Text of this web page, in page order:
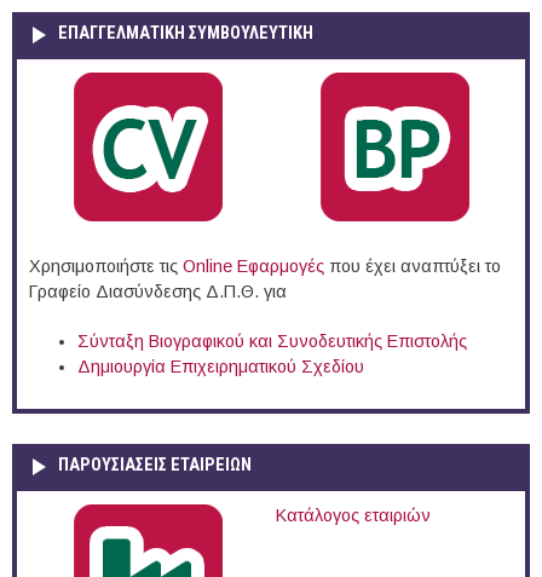
ΕΠΑΓΓΕΛΜΑΤΙΚΉ ΣΥΜΒΟΥΛΕΥΤΙΚΉ
Χρησιμοποιήστε τις Online Eφαρμογές που έχει αναπτύξει το
Γραφείο Διασύνδεσης Δ.Π.Θ. για
Σύνταξη Βιογραφικού και Συνοδευτικής Επιστολής
Δημιουργία Επιχειρηματικού Σχεδίου
ΠΑΡΟΥΣΙΆΣΕΙΣ ΕΤΑΙΡΕΙΏΝ
Κατάλογος εταιριών